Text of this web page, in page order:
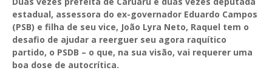
estadual, assessora do ex-governador Eduardo Campos
(PSB) e filha de seu vice, João Lyra Neto, Raquel tem o
desafio de ajudar a reerguer seu agora raquítico
partido, o PSDB – o que, na sua visão, vai requerer uma
boa dose de autocrítica.